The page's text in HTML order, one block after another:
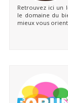
Retrouvez ici un
le domaine du
mieux vous